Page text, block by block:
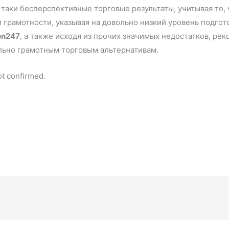
бесперспективные торговые результаты, учитывая
указывая на довольно низкий уровень
, а также исходя из прочих значимых недостатков,
грамотным торговым альтернативам.
confirmed.